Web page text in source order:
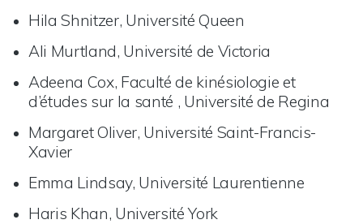
Hila Shnitzer, Université Queen
Ali Murtland, Université de Victoria
Adeena Cox, Faculté de kinésiologie et
d’études sur la santé , Université de Regina
Margaret Oliver, Université Saint-Francis-
Xavier
Emma Lindsay, Université Laurentienne
Haris Khan, Université York